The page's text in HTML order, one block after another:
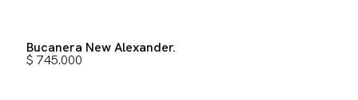
Bucanera New Alexander.
$ 745.000